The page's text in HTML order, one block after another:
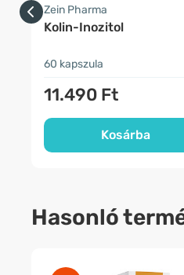
Zein Pharma
Kolin-Inozitol
60 kapszula
11.490 Ft
Kosárba
Hasonló